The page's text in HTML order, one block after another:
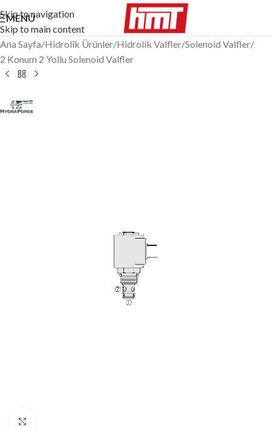
Skip to navigation
Skip to main content
MENÜ
Ana Sayfa/Hidrolik Ürünler/Hidrolik Valfler/Solenoid Valfler/
2 Konum 2 Yollu Solenoid Valfler